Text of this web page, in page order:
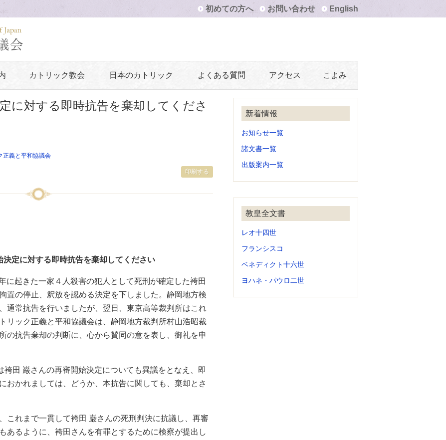
初めての方へ お問い合わせ English
カトリック教会 日本のカトリック よくある質問 アクセス こよみ
に対する即時抗告を棄却してくださ
印刷する
正義と平和協議会
決定に対する即時抗告を棄却してください
起きた一家４人殺害の犯人として死刑が確定した袴田
置の停止、釈放を認める決定を下しました。静岡地方検
通常抗告を行いましたが、翌日、東京高等裁判所はこれ
リック正義と平和協議会は、静岡地方裁判所村山浩昭裁
の抗告棄却の判断に、心から賛同の意を表し、御礼を申
田 巌さんの再審開始決定についても異議をとなえ、即
おかれましては、どうか、本抗告に関しても、棄却とさ
れまで一貫して袴田 巌さんの死刑判決に抗議し、再審
あるように、袴田さんを有罪とするために検察が提出し
新着情報
お知らせ一覧
諸文書一覧
出版案内一覧
教皇全文書
レオ十四世
フランシスコ
ベネディクト十六世
ヨハネ・パウロ二世